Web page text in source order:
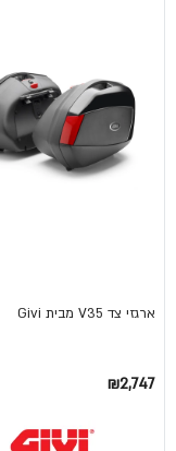
ארגזי צד V35 מבית Givi
₪2,747